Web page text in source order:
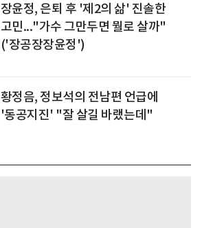
장윤정, 은퇴 후 '제2의 삶' 진솔한
고민..."가수 그만두면 뭘로 살까"
('장공장장윤정')
황정음, 정보석의 전남편 언급에
'동공지진' "잘 살길 바랬는데"